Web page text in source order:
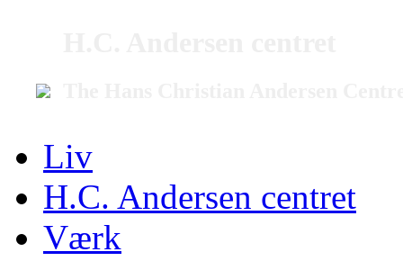
Liv
H.C. Andersen centret
Værk